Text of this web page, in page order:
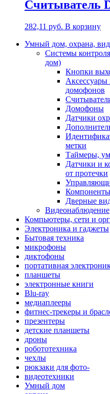
Считыватель
282,11 руб. В корзину
Умный дом, охрана,
Системы
дом)
Кнопки
домофонов
Домофоны
Датчики
метки
Таймеры,
Датчики и
от протечки
Дверные
Видеонаблюдение
Компьютеры, сети и
Электроника и гаджеты
Бытовая техника
микрофоны
диктофоны
портативная
планшеты
электронные книги
Blu-ray
медиаплееры
фитнес-трекеры и
презентеры
детские планшеты
дроны
робототехника
чехлы
рюкзаки для фото-
видеотехники
Умный дом